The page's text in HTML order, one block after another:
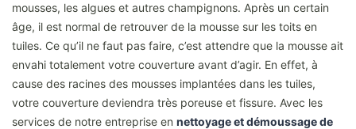
mousses, les algues et autres champignons. Après un certain
âge, il est normal de retrouver de la mousse sur les toits en
tuiles. Ce qu’il ne faut pas faire, c’est attendre que la mousse ait
envahi totalement votre couverture avant d’agir. En effet, à
cause des racines des mousses implantées dans les tuiles,
votre couverture deviendra très poreuse et fissure. Avec les
services de notre entreprise en nettoyage et démoussage de